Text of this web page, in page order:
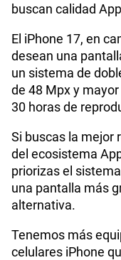
buscan calidad
El iPhone 17, en
desean una
un sistema de
de 48 Mpx y
30 horas de
Si buscas la mejor
del ecosistema
priorizas el
una pantalla más
alternativa.
Tenemos más
celulares iPhone